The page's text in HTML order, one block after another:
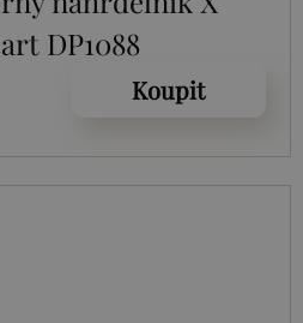
DP1088
Koupit